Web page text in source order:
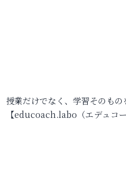
授業だけでなく、学習そのも
【educoach.labo（エデュコ